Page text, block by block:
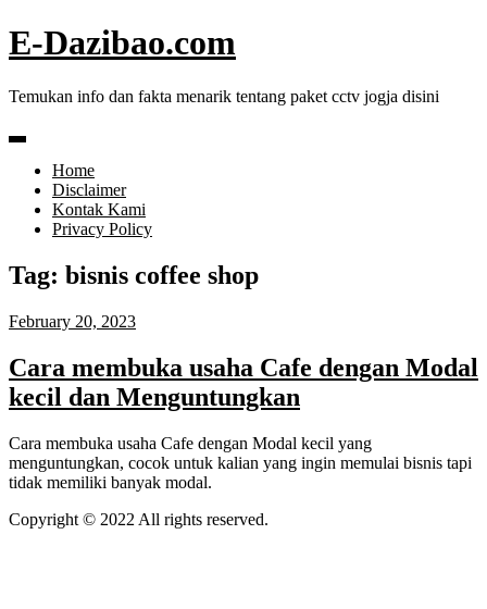
Skip
to
E-Dazibao.com
Temukan info dan fakta menarik tentang paket cctv jogja disini
Home
Disclaimer
Kontak Kami
Privacy Policy
Tag: bisnis coffee shop
February 20, 2023
Cara membuka usaha Cafe dengan Modal
kecil dan Menguntungkan
Cara membuka usaha Cafe dengan Modal kecil yang
menguntungkan, cocok untuk kalian yang ingin memulai bisnis tapi
tidak memiliki banyak modal.
Copyright © 2022 All rights reserved.